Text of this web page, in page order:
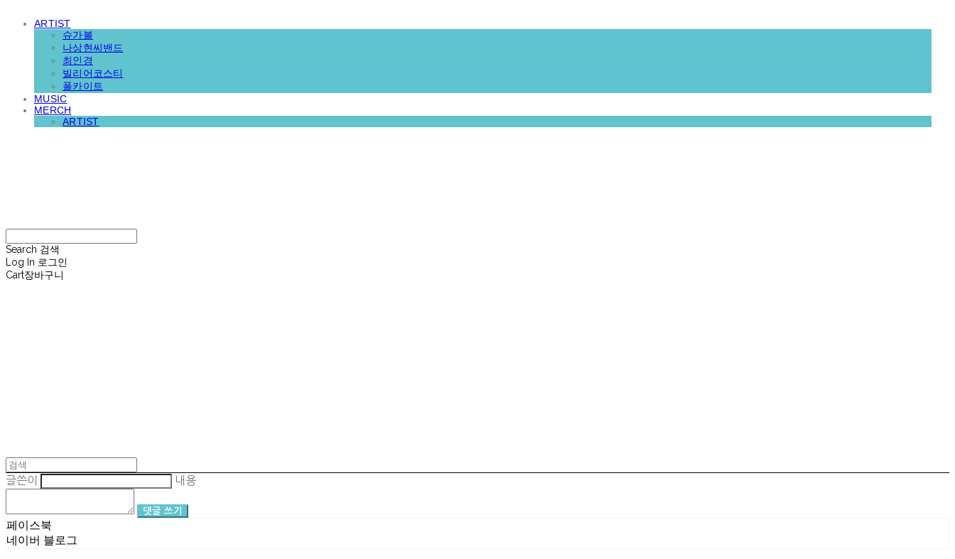
ARTIST
슈가볼
나상현씨밴드
최인경
빌리어코스티
폴카이트
MUSIC
MERCH
ARTIST
Search 검색
Log In 로그인
Cart장바구니
글쓴이 내용
댓글 쓰기
페이스북
네이버 블로그